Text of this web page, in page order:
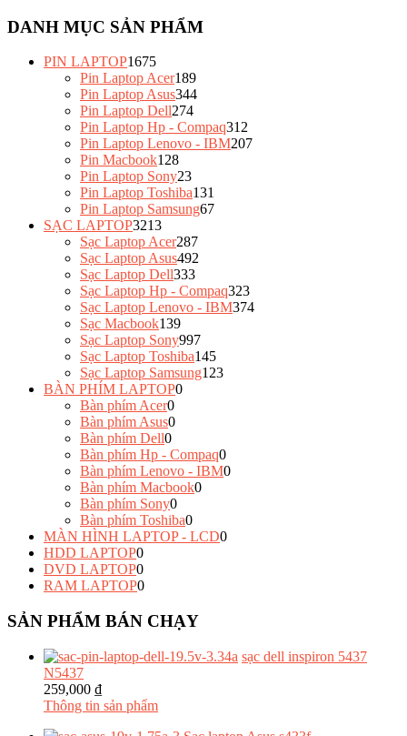
DANH MỤC SẢN PHẨM
PIN LAPTOP1675
Pin Laptop Acer189
Pin Laptop Asus344
Pin Laptop Dell274
Pin Laptop Hp - Compaq312
Pin Laptop Lenovo - IBM207
Pin Macbook128
Pin Laptop Sony23
Pin Laptop Toshiba131
Pin Laptop Samsung67
SẠC LAPTOP3213
Sạc Laptop Acer287
Sạc Laptop Asus492
Sạc Laptop Dell333
Sạc Laptop Hp - Compaq323
Sạc Laptop Lenovo - IBM374
Sạc Macbook139
Sạc Laptop Sony997
Sạc Laptop Toshiba145
Sạc Laptop Samsung123
BÀN PHÍM LAPTOP0
Bàn phím Acer0
Bàn phím Asus0
Bàn phím Dell0
Bàn phím Hp - Compaq0
Bàn phím Lenovo - IBM0
Bàn phím Macbook0
Bàn phím Sony0
Bàn phím Toshiba0
MÀN HÌNH LAPTOP - LCD0
HDD LAPTOP0
DVD LAPTOP0
RAM LAPTOP0
SẢN PHẨM BÁN CHẠY
sạc dell inspiron 5437
N5437
259,000 ₫
Thông tin sản phẩm